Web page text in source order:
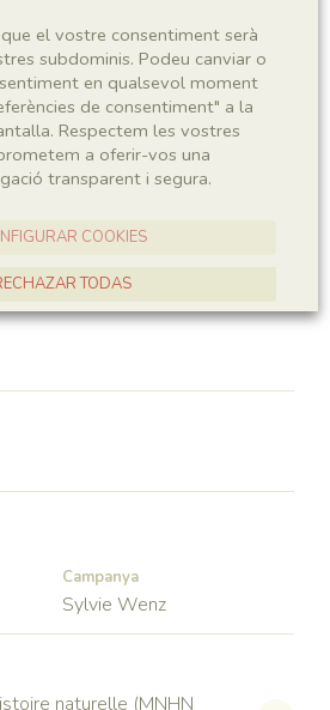
Phyllum
Spermatophyta
Classe
Magnoliopsida
Montsechiaceae
Campanya
Sylvie Wenz
naturelle (MNHN
el vostre consentiment serà
subdominis. Podeu canviar o
en qualsevol moment
de consentiment" a la
Respectem les vostres
a oferir-vos una
transparent i segura.
COOKIES
TODAS
ACCEPTAR TOTES